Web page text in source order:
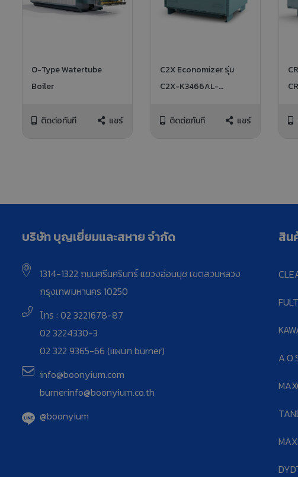
O-Type Watertube
Boiler
ติดต่อทันที แชร์
C2X Economizer รุ่น
C2X-K3466AL-
ติดต่อทันที
แชร์
บริษัท บุญเยี่ยมและสหาย จำกัด
1314-1322 ถนนศรีนครินทร์ แขวงอ่อนนุช เขตสวนหลวง
กรุงเทพมหานคร 10250
โทร : 02 3221678-87
02 3224330-3
02 322 9365-66 (แผนก burner)
info@boonyium.com
burnerinfo@boonyium.co.th
@boonyium
สิน